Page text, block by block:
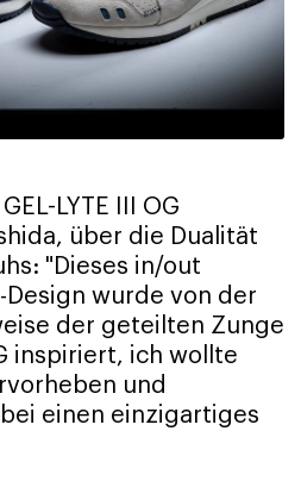
LYTE III OG
über die Dualität
"Dieses in/out
wurde von der
der geteilten Zunge
inspiriert, ich wollte
und
einen einzigartiges